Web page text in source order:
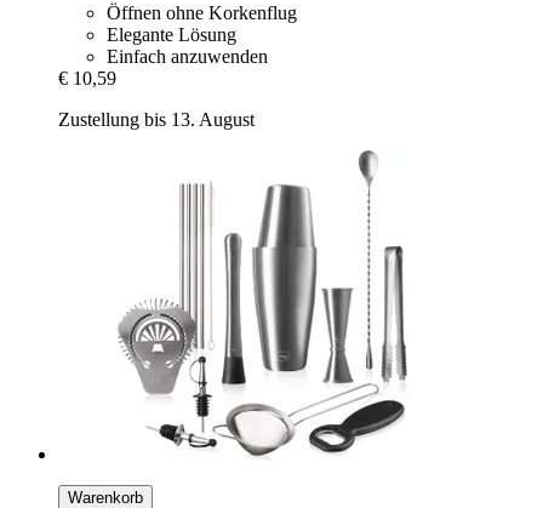
Öffnen ohne Korkenflug
Elegante Lösung
Einfach anzuwenden
€ 10,59
Zustellung bis 13. August
Warenkorb